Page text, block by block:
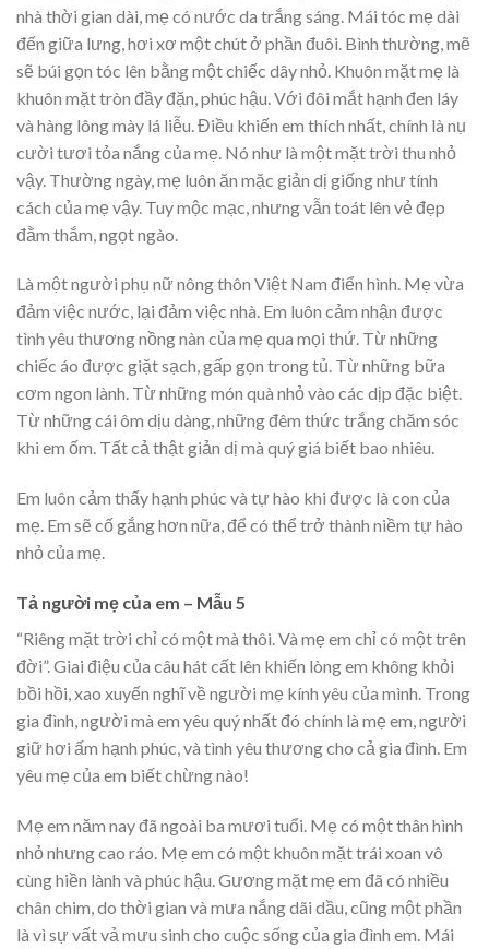
nhà thời gian dài, mẹ có nước da trắng sáng. Mái tóc mẹ dài
đến giữa lưng, hơi xơ một chút ở phần đuôi. Bình thường, mẽ
sẽ búi gọn tóc lên bằng một chiếc dây nhỏ. Khuôn mặt mẹ là
khuôn mặt tròn đầy đặn, phúc hậu. Với đôi mắt hạnh đen láy
và hàng lông mày lá liễu. Điều khiến em thích nhất, chính là nụ
cười tươi tỏa nắng của mẹ. Nó như là một mặt trời thu nhỏ
vậy. Thường ngày, mẹ luôn ăn mặc giản dị giống như tính
cách của mẹ vậy. Tuy mộc mạc, nhưng vẫn toát lên vẻ đẹp
đằm thắm, ngọt ngào.
Là một người phụ nữ nông thôn Việt Nam điển hình. Mẹ vừa
đảm việc nước, lại đảm việc nhà. Em luôn cảm nhận được
tình yêu thương nồng nàn của mẹ qua mọi thứ. Từ những
chiếc áo được giặt sạch, gấp gọn trong tủ. Từ những bữa
cơm ngon lành. Từ những món quà nhỏ vào các dịp đặc biệt.
Từ những cái ôm dịu dàng, những đêm thức trắng chăm sóc
khi em ốm. Tất cả thật giản dị mà quý giá biết bao nhiêu.
Em luôn cảm thấy hạnh phúc và tự hào khi được là con của
mẹ. Em sẽ cố gắng hơn nữa, để có thể trở thành niềm tự hào
nhỏ của mẹ.
Tả người mẹ của em – Mẫu 5
“Riêng mặt trời chỉ có một mà thôi. Và mẹ em chỉ có một trên
đời”. Giai điệu của câu hát cất lên khiến lòng em không khỏi
bồi hồi, xao xuyến nghĩ về người mẹ kính yêu của mình. Trong
gia đình, người mà em yêu quý nhất đó chính là mẹ em, người
giữ hơi ấm hạnh phúc, và tình yêu thương cho cả gia đình. Em
yêu mẹ của em biết chừng nào!
Mẹ em năm nay đã ngoài ba mươi tuổi. Mẹ có một thân hình
nhỏ nhưng cao ráo. Mẹ em có một khuôn mặt trái xoan vô
cùng hiền lành và phúc hậu. Gương mặt mẹ em đã có nhiều
chân chim, do thời gian và mưa nắng dãi dầu, cũng một phần
là vì sự vất vả mưu sinh cho cuộc sống của gia đình em. Mái